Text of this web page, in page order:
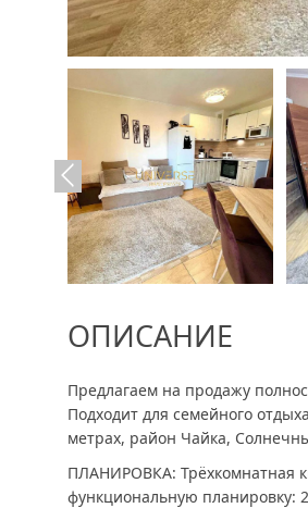
ОПИСАНИЕ
Предлагаем на продажу
Подходит для семейного
метрах, район Чайка,
ПЛАНИРОВКА: Трёхкомнатная
функциональную планировку: